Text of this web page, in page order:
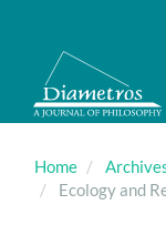
Main
Content
Sidebar
Home
Ecology and